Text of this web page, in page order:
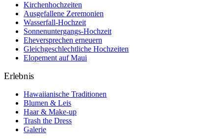
Kirchenhochzeiten
Ausgefallene Zeremonien
Wasserfall-Hochzeit
Sonnenuntergangs-Hochzeit
Eheversprechen erneuern
Gleichgeschlechtliche Hochzeiten
Elopement auf Maui
Erlebnis
Hawaiianische Traditionen
Blumen & Leis
Haar & Make-up
Trash the Dress
Galerie